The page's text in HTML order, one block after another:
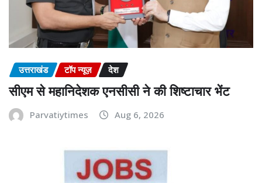
उत्तराखंड टॉप न्यूज़ देश
सीएम से महानिदेशक एनसीसी ने की शिष्टाचार भेंट
Parvatiytimes Aug 6, 2026